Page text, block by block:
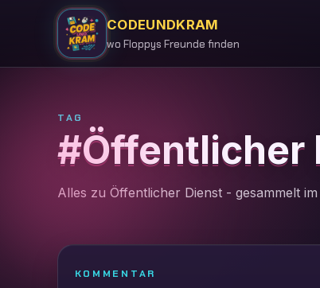
CODEUNDKRAM
wo Floppys Freunde finden
TAG
#Öffentlicher
Alles zu Öffentlicher Dienst - gesammelt
KOMMENTAR